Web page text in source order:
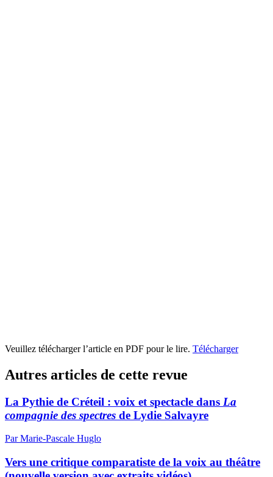
Veuillez télécharger l’article en PDF pour le lire. Télécharger
Autres articles de cette revue
La Pythie de Créteil : voix et spectacle dans La
compagnie des spectres de Lydie Salvayre
Par Marie-Pascale Huglo
Vers une critique comparatiste de la voix au théâtre